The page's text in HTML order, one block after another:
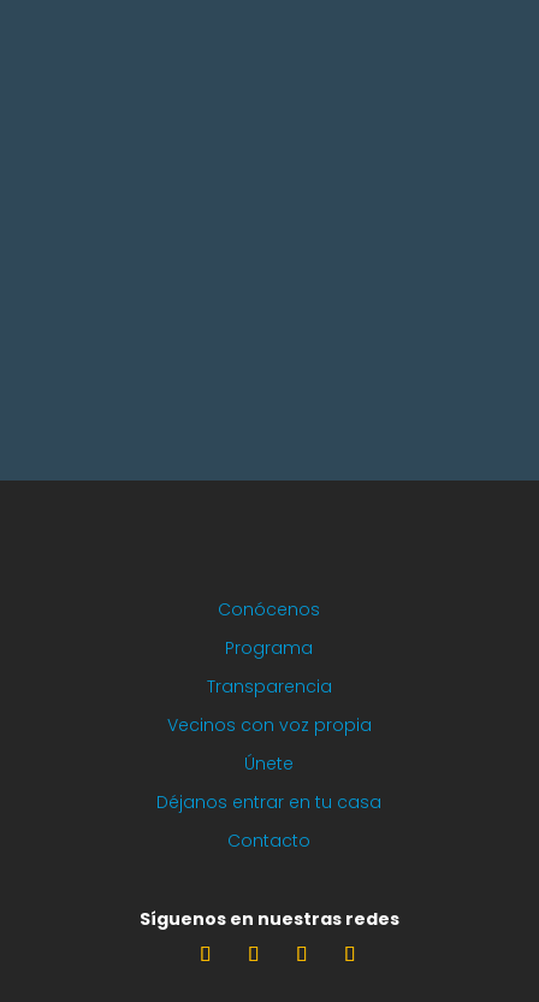
Conócenos
Programa
Transparencia
Vecinos con voz propia
Únete
Déjanos entrar en tu casa
Contacto
Síguenos en nuestras redes